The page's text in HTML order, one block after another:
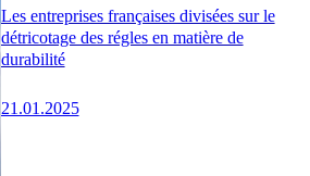
Les entreprises françaises divisées sur le
détricotage des régles en matière de
durabilité
21.01.2025